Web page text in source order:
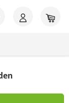
Du hast 0